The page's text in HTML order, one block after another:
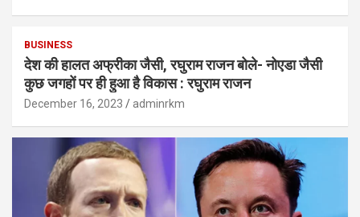
BUSINESS
देश की हालत अफ्रीका जैसी, रघुराम राजन बोले- नोएडा जैसी
कुछ जगहों पर ही हुआ है विकास : रघुराम राजन
December 16, 2023 adminrkm